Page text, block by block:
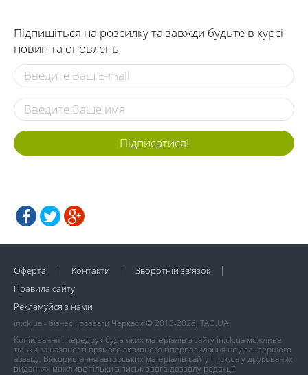
Підпишіться на розсилку та завжди будьте в курсі
новин та оновлень
Підписатися!
Оферта Контакти
Зворотній зв'язок
Правила сайту
Рекламуйся з нами
in.ck.ua - бізнес і розваги Черкаси © 2013-2026, TAG.UA
Копіювання і передрук будь-яких матеріалів з сайту in.ck.ua можливе
тільки за наявності прямого активного гіперпосилання не далі першого
абзацу. Використання авторських матеріалів сайту in.ck.ua у друкованих
виданнях можливе тільки з письмового дозволу редакції.